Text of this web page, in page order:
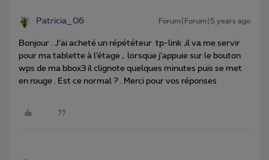
Patricia_06 Forum|Forum|5 years ago
Bonjour . J’ai acheté un répététeur tp-link ,il va me servir
pour ma tablette à l’étage , lorsque j’appuie sur le bouton
wps de ma bbox3 il clignote quelques minutes puis se met
en rouge . Est ce normal ? . Merci pour vos réponses